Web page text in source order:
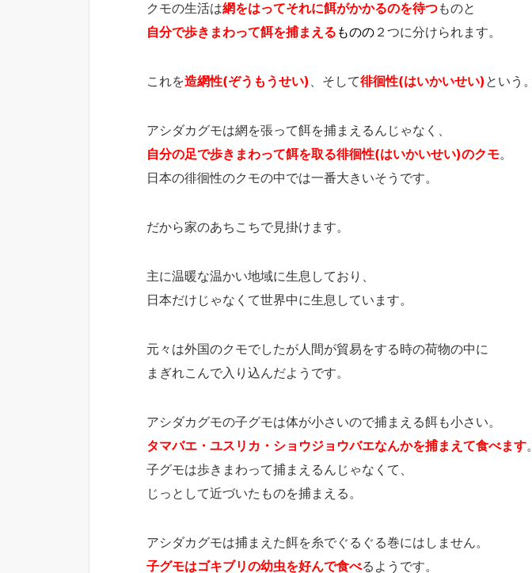
クモの生活は網をはってそれに餌がかかるのを待つものと
自分で歩きまわって餌を捕まえる ものの ２つに分けられます。
これを造網性(ぞうもうせい) 、そして徘徊性(はいかいせい) という。
アシダカグモは網を張って餌を捕まえるんじゃなく、
自分の足で歩きまわって餌を取る徘徊性(はいかいせい)のクモ。
日本の徘徊性のクモの中では一番大きいそうです。
だから家のあちこちで見掛けます。
主に温暖な温かい地域に生息しており、
日本だけじゃなくて世界中に生息しています。
元々は外国のクモでしたが人間が貿易をする時の荷物の中に
まぎれこんで入り込んだようです。
アシダカグモの子グモは体が小さいので捕まえる餌も小さい。
タマバエ・ユスリカ・ショウジョウバエなんかを捕まえて食べます。
子グモは歩きまわって捕まえるんじゃなくて、
じっとして近づいたものを捕まえる。
アシダカグモは捕まえた餌を糸でぐるぐる巻にはしません。
子グモはゴキブリの幼虫を好んで食べるようです。